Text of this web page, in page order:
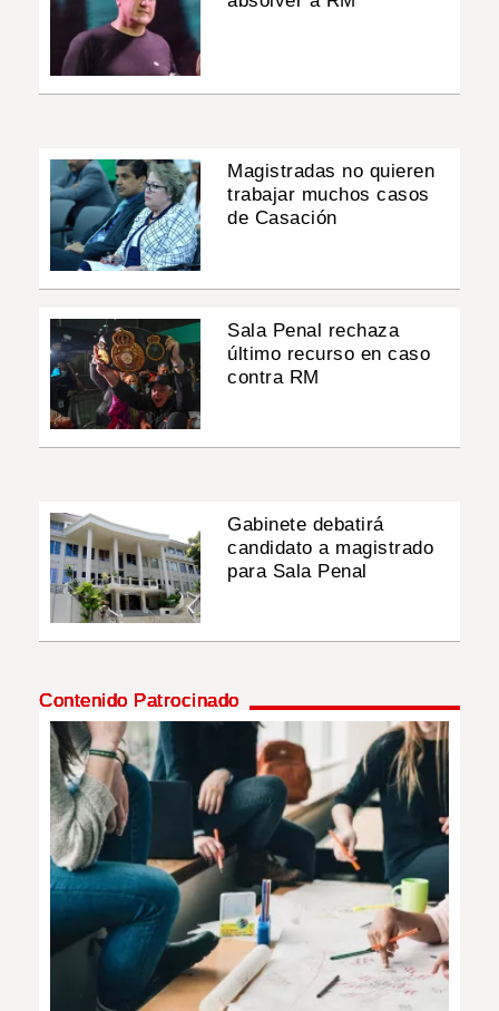
Magistradas no quieren
trabajar muchos casos
de Casación
Sala Penal rechaza
último recurso en caso
contra RM
Gabinete debatirá
candidato a magistrado
para Sala Penal
Contenido Patrocinado